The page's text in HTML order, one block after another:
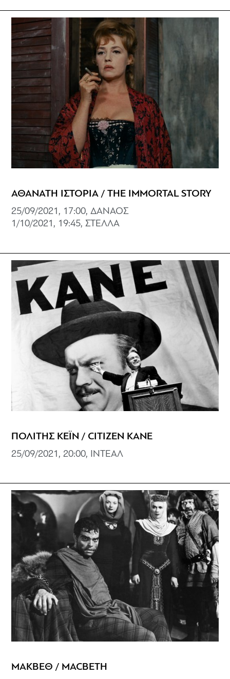
ΑΘΑΝΑΤΗ ΙΣΤΟΡΙΑ / THE IMMORTAL STORY
25/09/2021, 17:00, ΔΑΝΑΟΣ
1/10/2021, 19:45, ΣΤΕΛΛΑ
ΠΟΛΙΤΗΣ ΚΕΪΝ / CITIZEN KANE
25/09/2021, 20:00, ΙΝΤΕΑΛ
ΜΑΚΒΕΘ / MACBETH